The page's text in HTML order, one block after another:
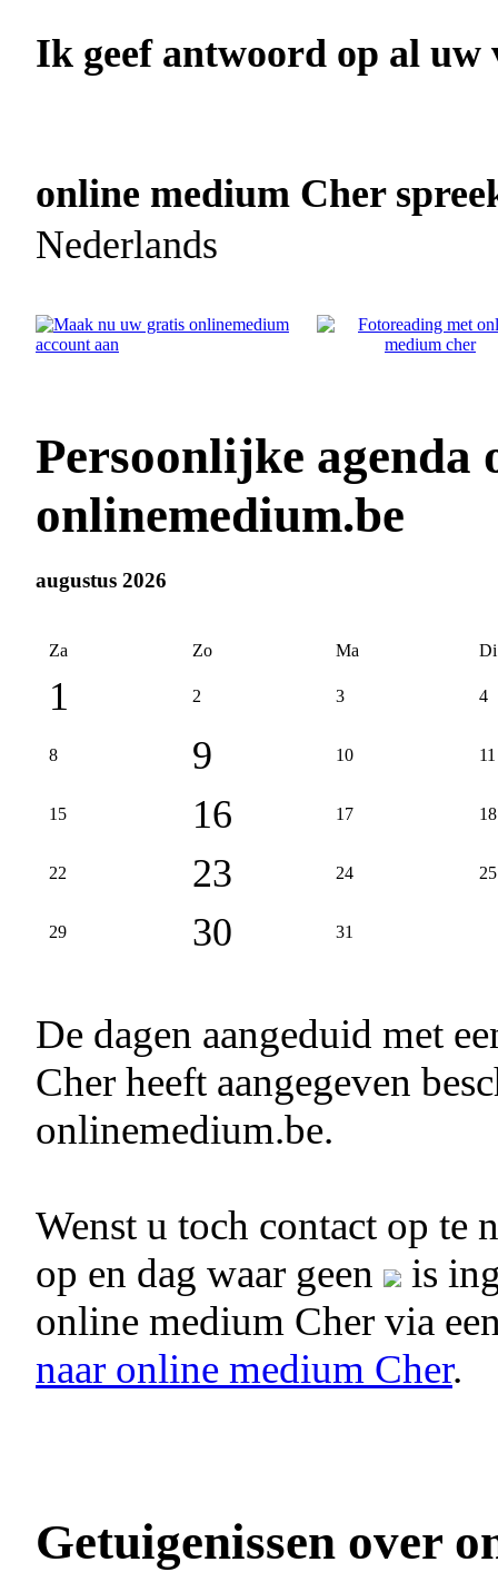
Ik geef antwoord op al uw
online medium Cher
Nederlands
Persoonlijke agenda
onlinemedium.be
augustus 2026
Za Zo Ma Di
1 2 3 4
8 9 10 11
15 16 17 18
22 23 24 25
29 30 31
De dagen aangeduid met
Cher heeft aangegeven
onlinemedium.be.
Wenst u toch contact op te
op en dag waar geen
is
online medium Cher via
naar online medium Cher.
Getuigenissen over